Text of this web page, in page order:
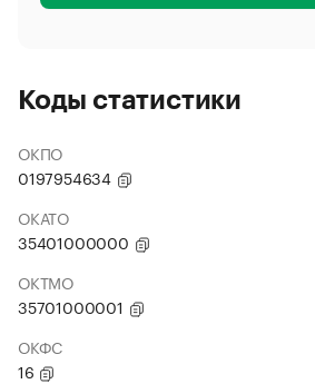
Коды статистики
ОКПО
0197954634
ОКАТО
35401000000
ОКТМО
35701000001
ОКФС
16